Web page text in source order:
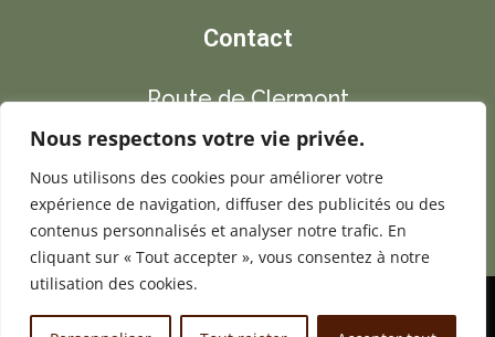
Nous respectons votre vie privée.
Nous utilisons des cookies pour améliorer votre
expérience de navigation, diffuser des publicités ou des
contenus personnalisés et analyser notre trafic. En
cliquant sur « Tout accepter », vous consentez à notre
utilisation des cookies.
Contact
Route de Clermont
63190 Lezoux
contact
04 73 88 81 68